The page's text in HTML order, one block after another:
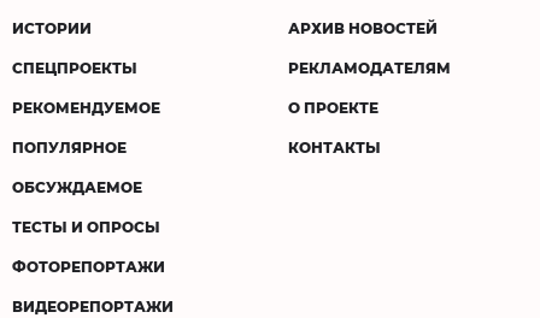
ИСТОРИИ
СПЕЦПРОЕКТЫ
РЕКОМЕНДУЕМОЕ
ПОПУЛЯРНОЕ
ОБСУЖДАЕМОЕ
ТЕСТЫ И ОПРОСЫ
ФОТОРЕПОРТАЖИ
ВИДЕОРЕПОРТАЖИ
АРХИВ НОВОСТЕЙ
РЕКЛАМОДАТЕЛЯМ
О ПРОЕКТЕ
КОНТАКТЫ